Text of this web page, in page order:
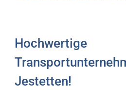
Hochwertige
Jestetten!